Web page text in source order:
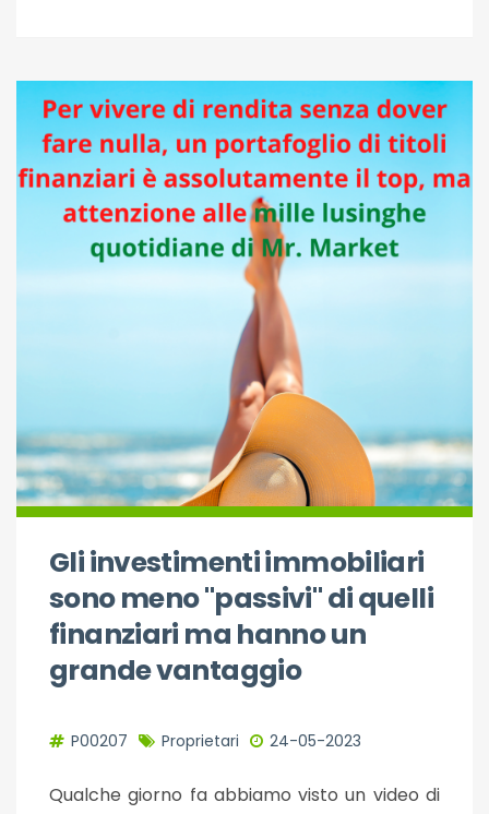
Gli investimenti immobiliari
sono meno "passivi" di quelli
finanziari ma hanno un
grande vantaggio
P00207 Proprietari 24-05-2023
Qualche giorno fa abbiamo visto un video di